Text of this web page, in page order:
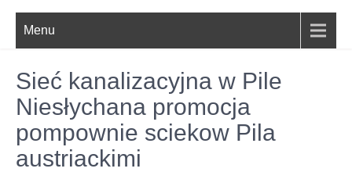
Menu
Sieć kanalizacyjna w Pile
Niesłychana promocja
pompownie sciekow Pila
austriackimi